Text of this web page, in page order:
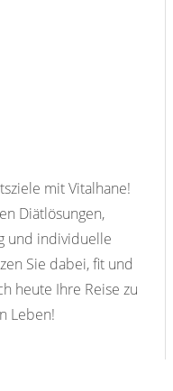
mit Vitalhane!
Diätlösungen,
und individuelle
Sie dabei, fit und
heute Ihre Reise zu
Leben!